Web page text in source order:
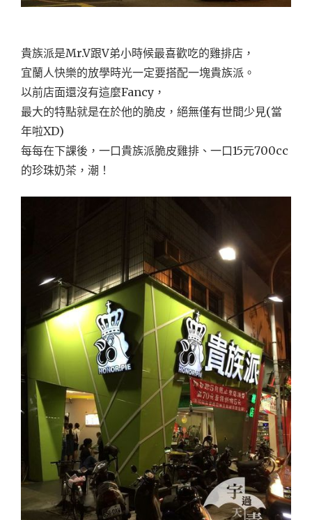
貴族派是Mr.V跟V弟小時候最喜歡吃的雞排店，
宜蘭人快樂的放學時光一定要搭配一塊貴族派。
以前店面還沒有這麼Fancy，
最大的特點就是在於他的脆皮，絕無僅有世間少見(當
年啦XD)
每每在下課後，一口貴族派脆皮雞排、一口15元700cc
的珍珠奶茶，潮！